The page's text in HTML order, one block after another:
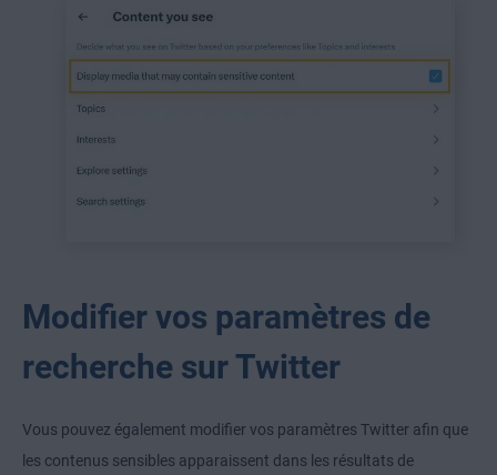
Modifier vos paramètres de
recherche sur Twitter
Vous pouvez également modifier vos paramètres Twitter afin que
les contenus sensibles apparaissent dans les résultats de